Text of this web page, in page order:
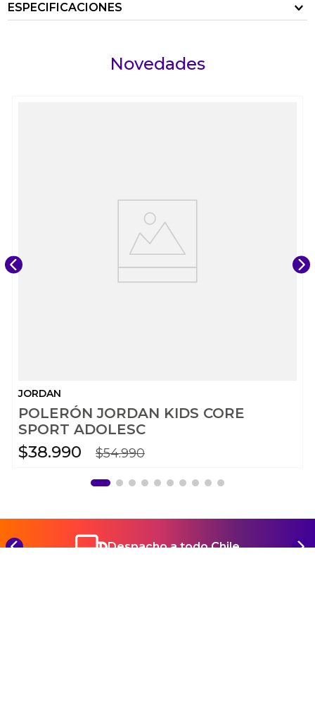
ESPECIFICACIONES
Novedades
JORDAN
POLERÓN JORDAN KIDS CORE
SPORT ADOLESC
$38.990 $54.990
Despacho a todo Chile